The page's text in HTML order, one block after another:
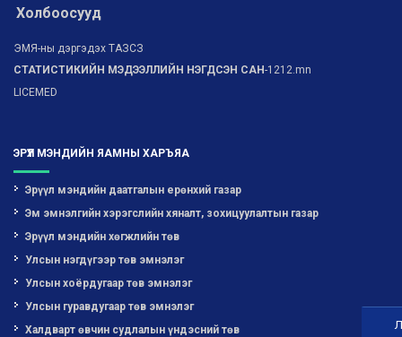
Холбоосууд
ЭМЯ-ны дэргэдэх ТАЗСЗ
СТАТИСТИКИЙН МЭДЭЭЛЛИЙН НЭГДСЭН САН-1212.mn
LICEMED
ЭРҮҮЛ МЭНДИЙН ЯАМНЫ ХАРЪЯА
Эрүүл мэндийн даатгалын ерөнхий газар
Эм эмнэлгийн хэрэгслийн хяналт, зохицуулалтын газар
Эрүүл мэндийн хөгжлийн төв
Улсын нэгдүгээр төв эмнэлэг
Улсын хоёрдугаар төв эмнэлэг
Улсын гуравдугаар төв эмнэлэг
Халдварт өвчин судлалын үндэсний төв